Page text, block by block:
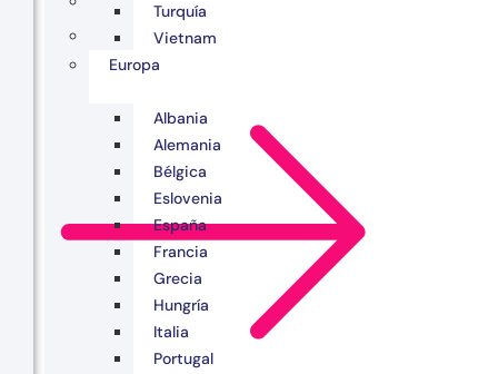
Turquía
Vietnam
Europa
Albania
Alemania
Bélgica
Eslovenia
España
Francia
Grecia
Hungría
Italia
Portugal